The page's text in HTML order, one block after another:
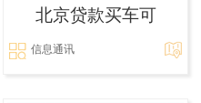
北京贷款买车可
信息通讯